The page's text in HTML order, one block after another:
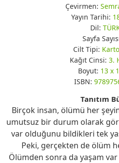
Çevirmen:
Yayın Tarihi:
Dil:
Sayfa
Cilt Tipi:
Kağıt Cinsi: 3.
Boyut: 13 x
ISBN:
Tanıtım
Birçok insan, ölümü her
umutsuz bir durum olarak
var olduğunu bildikleri tek
Peki, gerçekten de ölüm
Ölümden sonra da yaşam var